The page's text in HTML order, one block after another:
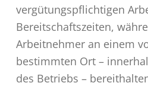
vergütungspflichtigen
Bereitschaftszeiten,
Arbeitnehmer an einem
bestimmten Ort –
des Betriebs –